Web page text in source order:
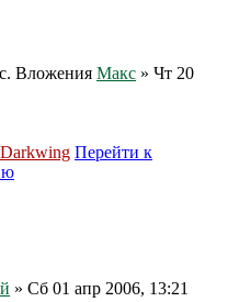
Вложения Макс » Чт 20
Darkwing Перейти к
» Сб 01 апр 2006, 13:21